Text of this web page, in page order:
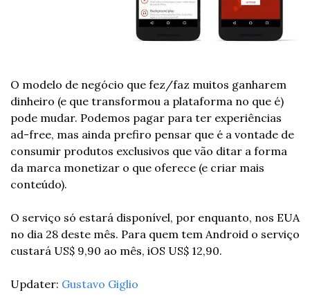
O modelo de negócio que fez/faz muitos ganharem
dinheiro (e que transformou a plataforma no que é)
pode mudar. Podemos pagar para ter experiências
ad-free, mas ainda prefiro pensar que é a vontade de
consumir produtos exclusivos que vão ditar a forma
da marca monetizar o que oferece (e criar mais
conteúdo).
O serviço só estará disponível, por enquanto, nos EUA
no dia 28 deste mês. Para quem tem Android o serviço
custará US$ 9,90 ao mês, iOS US$ 12,90.
Updater: Gustavo Giglio